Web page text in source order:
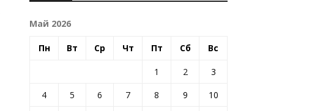
Май 2026
Пн Вт Ср Чт Пт Сб Вс
1 2
3
4
5 6 7 8 9
10